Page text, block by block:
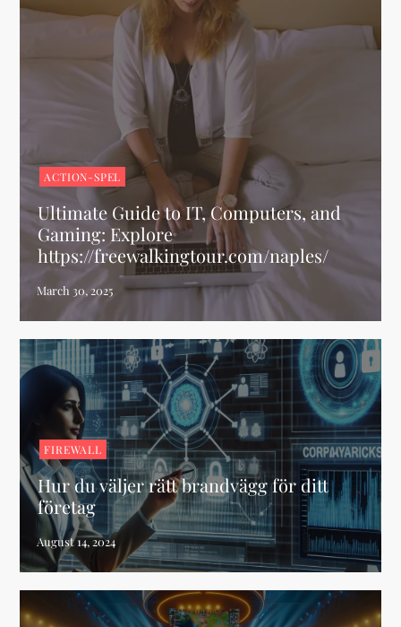
ACTION-SPEL
Ultimate Guide to IT, Computers, and
Gaming: Explore
https://freewalkingtour.com/naples/
FIREWALL
Hur du väljer rätt brandvägg för ditt
företag